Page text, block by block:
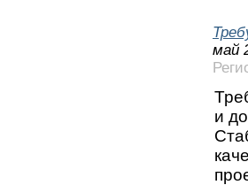
май
и